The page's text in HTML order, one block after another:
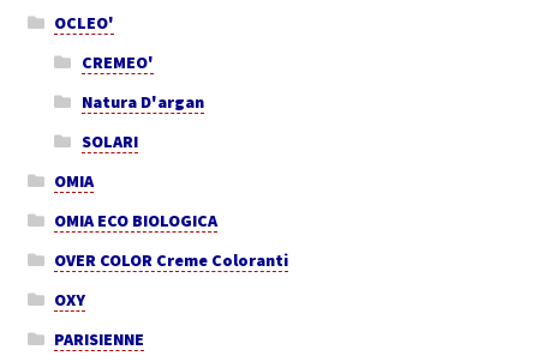
OCLEO'
CREMEO'
Natura D'argan
SOLARI
OMIA
OMIA ECO BIOLOGICA
OVER COLOR Creme Coloranti
OXY
PARISIENNE